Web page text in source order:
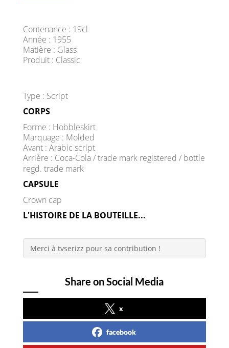
Contenance : 19cl
Année : 1955
Matière : Glass
Produit : Classic
Type : Script
CORPS
Forme : Hobbleskirt
Marquage : Molded
Avant : Arabic script
Arrière : Coca-Cola / trade mark registered / bottle
regd. trade mark
CAPSULE
Crown cap
L'HISTOIRE DE LA BOUTEILLE...
Merci à tvserizz pour sa contribution !
Share on Social Media
x
facebook